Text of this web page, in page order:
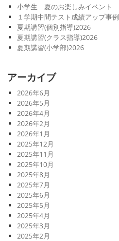
例
(2
小学生 夏のお楽しみイベント
１学期中間テスト成績アップ事例
夏期講習(個別指導)2026
夏期講習(クラス指導)2026
夏期講習(小学部)2026
アーカイブ
2026年6月
2026年5月
2026年4月
2026年2月
2026年1月
2025年12月
2025年11月
2025年10月
2025年8月
2025年7月
2025年6月
2025年5月
2025年4月
2025年3月
2025年2月